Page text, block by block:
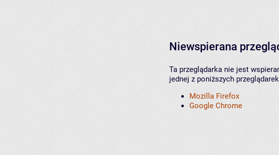
Niewspierana
Ta przeglądarka nie jest
jednej z poniższych
Mozilla Firefox
Google Chrome